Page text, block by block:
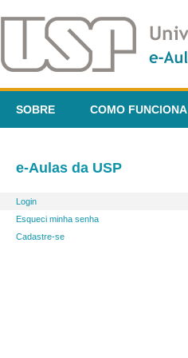
SOBRE COMO FUNCIONA
e-Aulas da USP
Login
Esqueci minha senha
Cadastre-se